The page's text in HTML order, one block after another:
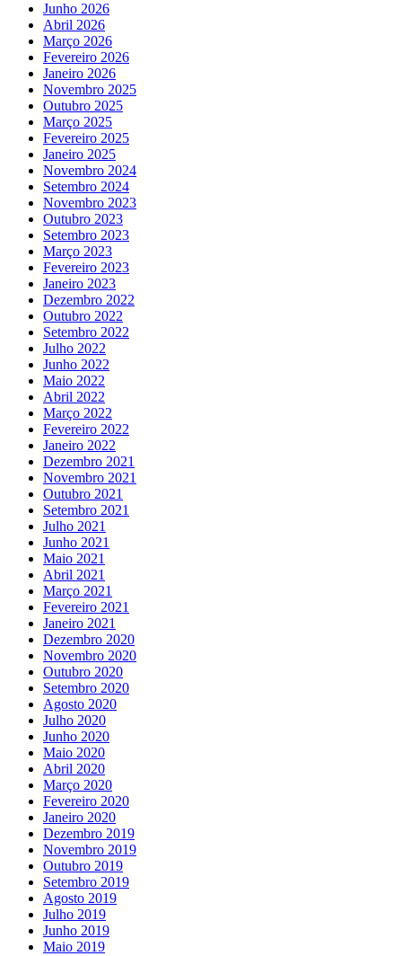
Junho 2026
Abril 2026
Março 2026
Fevereiro 2026
Janeiro 2026
Novembro 2025
Outubro 2025
Março 2025
Fevereiro 2025
Janeiro 2025
Novembro 2024
Setembro 2024
Novembro 2023
Outubro 2023
Setembro 2023
Março 2023
Fevereiro 2023
Janeiro 2023
Dezembro 2022
Outubro 2022
Setembro 2022
Julho 2022
Junho 2022
Maio 2022
Abril 2022
Março 2022
Fevereiro 2022
Janeiro 2022
Dezembro 2021
Novembro 2021
Outubro 2021
Setembro 2021
Julho 2021
Junho 2021
Maio 2021
Abril 2021
Março 2021
Fevereiro 2021
Janeiro 2021
Dezembro 2020
Novembro 2020
Outubro 2020
Setembro 2020
Agosto 2020
Julho 2020
Junho 2020
Maio 2020
Abril 2020
Março 2020
Fevereiro 2020
Janeiro 2020
Dezembro 2019
Novembro 2019
Outubro 2019
Setembro 2019
Agosto 2019
Julho 2019
Junho 2019
Maio 2019